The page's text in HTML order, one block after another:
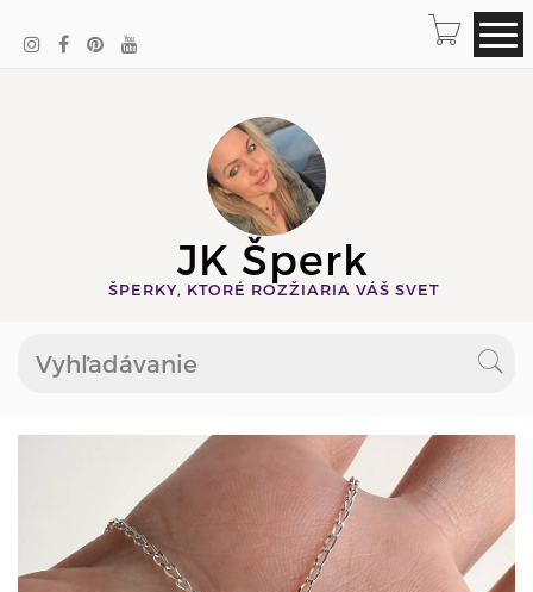
JK Šperk
ŠPERKY, KTORÉ ROZŽIARIA VÁŠ SVET